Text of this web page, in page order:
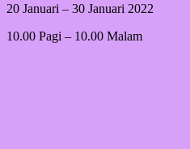
20 Januari – 30 Januari 2022
10.00 Pagi – 10.00 Malam